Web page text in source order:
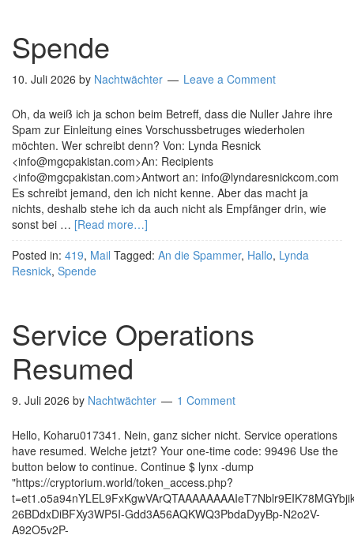
Spende
10. Juli 2026 by Nachtwächter Leave a Comment
Oh, da weiß ich ja schon beim Betreff, dass die Nuller Jahre ihre
Spam zur Einleitung eines Vorschussbetruges wiederholen
möchten. Wer schreibt denn? Von: Lynda Resnick
<info@mgcpakistan.com>An: Recipients
<info@mgcpakistan.com>Antwort an: info@lyndaresnickcom.com
Es schreibt jemand, den ich nicht kenne. Aber das macht ja
nichts, deshalb stehe ich da auch nicht als Empfänger drin, wie
sonst bei … [Read more…]
Posted in: 419, Mail Tagged: An die Spammer, Hallo, Lynda
Resnick, Spende
Service Operations
Resumed
9. Juli 2026 by Nachtwächter 1 Comment
Hello, Koharu017341. Nein, ganz sicher nicht. Service operations
have resumed. Welche jetzt? Your one-time code: 99496 Use the
button below to continue. Continue $ lynx -dump
"https://cryptorium.world/token_access.php?
26BDdxDiBFXy3WP5I-Gdd3A56AQKWQ3PbdaDyyBp-N2o2V-
A92O5v2P-